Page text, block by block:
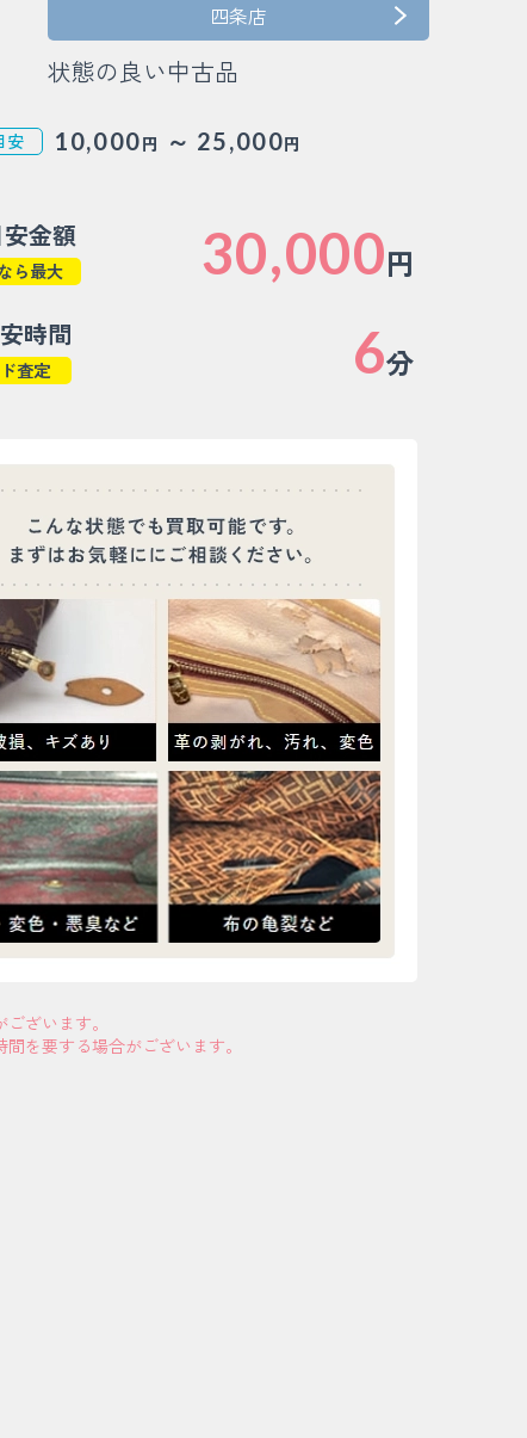
四条店
状態の良い中古品
安 10,000円 ～ 25,000円
金額
ら最大 30,000円
時間
査定 6分
ざいます。
を要する場合がございます。